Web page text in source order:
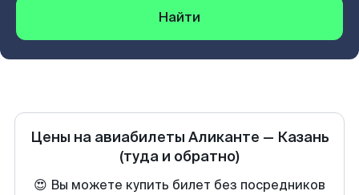
Найти
Цены на авиабилеты Аликанте — Казань
(туда и обратно)
😍 Вы можете купить билет без посредников